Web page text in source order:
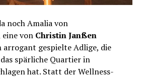
noch Amalia von
eine von Christin Janßen
gespielte Adlige, die
spärliche Quartier in
hat. Statt der Wellness-